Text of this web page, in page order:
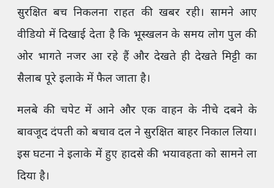
सुरक्षित बच निकलना राहत की खबर रही। सामने आए
वीडियो में दिखाई देता है कि भूस्खलन के समय लोग पुल की
ओर भागते नजर आ रहे हैं और देखते ही देखते मिट्टी का
सैलाब पूरे इलाके में फैल जाता है।
मलबे की चपेट में आने और एक वाहन के नीचे दबने के
बावजूद दंपती को बचाव दल ने सुरक्षित बाहर निकाल लिया।
इस घटना ने इलाके में हुए हादसे की भयावहता को सामने ला
दिया है।